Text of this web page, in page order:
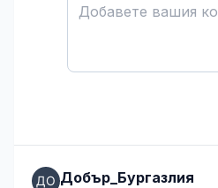
Добър_Бургазлия